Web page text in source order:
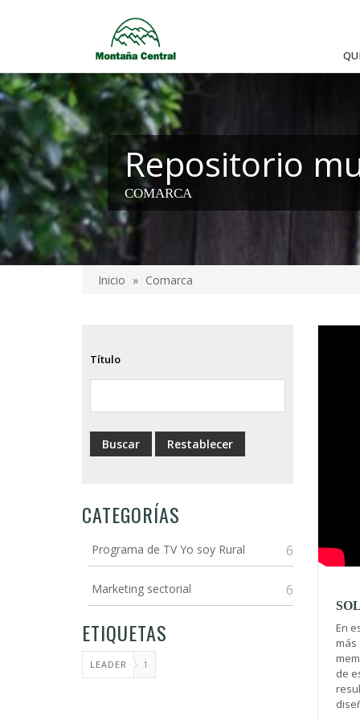
Repositorio
COMARCA
de
ayuda
a
la
Inicio Comarca
Título
CATEGORÍAS
Programa de TV Yo soy Rural 6
Marketing sectorial 6
ETIQUETAS
LEADER 1
En
más
de